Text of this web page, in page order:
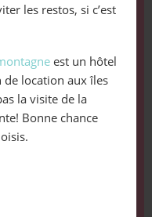
les restos, si c’est
est un hôtel
location aux îles
la visite de la
Bonne chance